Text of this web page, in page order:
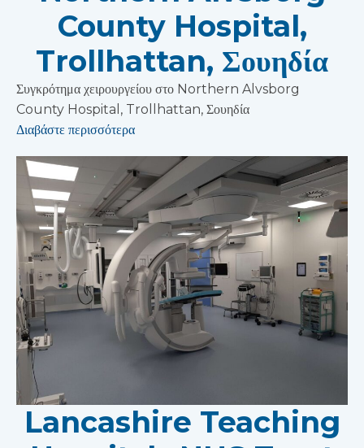
County Hospital,
Trollhattan, Σουηδία
Συγκρότημα χειρουργείου στο Northern Alvsborg
County Hospital, Trollhattan, Σουηδία
Διαβάστε περισσότερα
Lancashire Teaching